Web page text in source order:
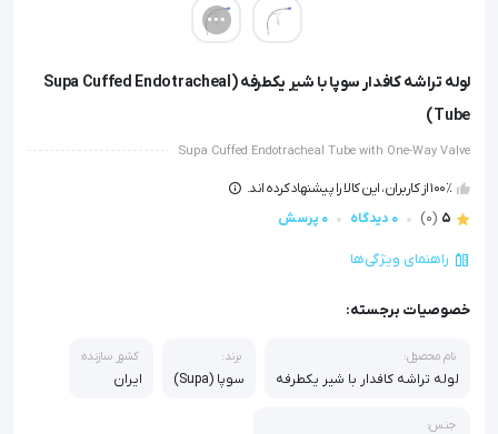
لوله تراشه کافدار سوپا با شیر یکطرفه (Supa Cuffed Endotracheal
Tube)
Supa Cuffed Endotracheal Tube with One-Way Valve
100٪ از کاربران، این کالا را پیشنهاد کرده اند.
5
(0) 0 دیدگاه 0 پرسش
راهنمای ویژگی‌ها
خصوصیات برجسته:
نام محصول:
لوله تراشه کافدار با شیر یکطرفه
برند:
سوپا (Supa)
کشور سازنده:
ایران
جنس: